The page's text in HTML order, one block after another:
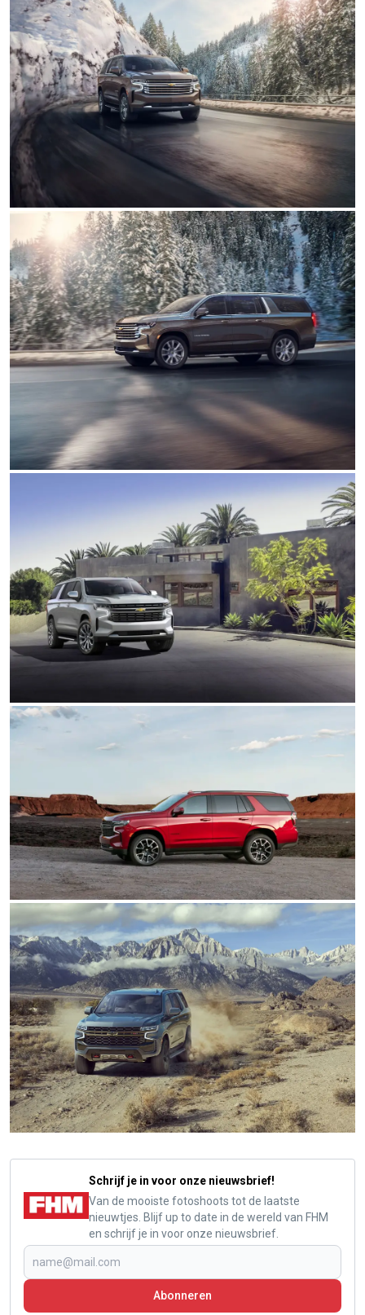
Schrijf je in voor onze nieuwsbrief!
Van de mooiste fotoshoots tot de laatste
nieuwtjes. Blijf up to date in de wereld van FHM
en schrijf je in voor onze nieuwsbrief.
Abonneren